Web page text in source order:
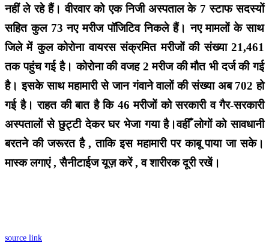
नहीं ले रहे हैं। वीरवार को एक निजी अस्पताल के 7 स्टाफ सदस्यों
सहित कुल 73 नए मरीज पॉजिटिव निकले हैं। नए मामलों के साथ
जिले में कुल कोरोना वायरस संक्रमित मरीजों की संख्या 21,461
तक पहुंच गई है। कोरोना की वजह 2 मरीज की मौत भी दर्ज की गई
है। इसके साथ महामारी से जान गंवाने वालों की संख्या अब 702 हो
गई है। राहत की बात है कि 46 मरीजों को सरकारी व गैर-सरकारी
अस्पतालों से छुट्टी देकर घर भेजा गया है।वहीँ लोगों को सावधानी
बरतने की जरूरत है , ताकि इस महामारी पर काबू पाया जा सके।
मास्क लगाएं , सैनीटाईज यूज़ करें , व शारीरक दूरी रखें।
source link